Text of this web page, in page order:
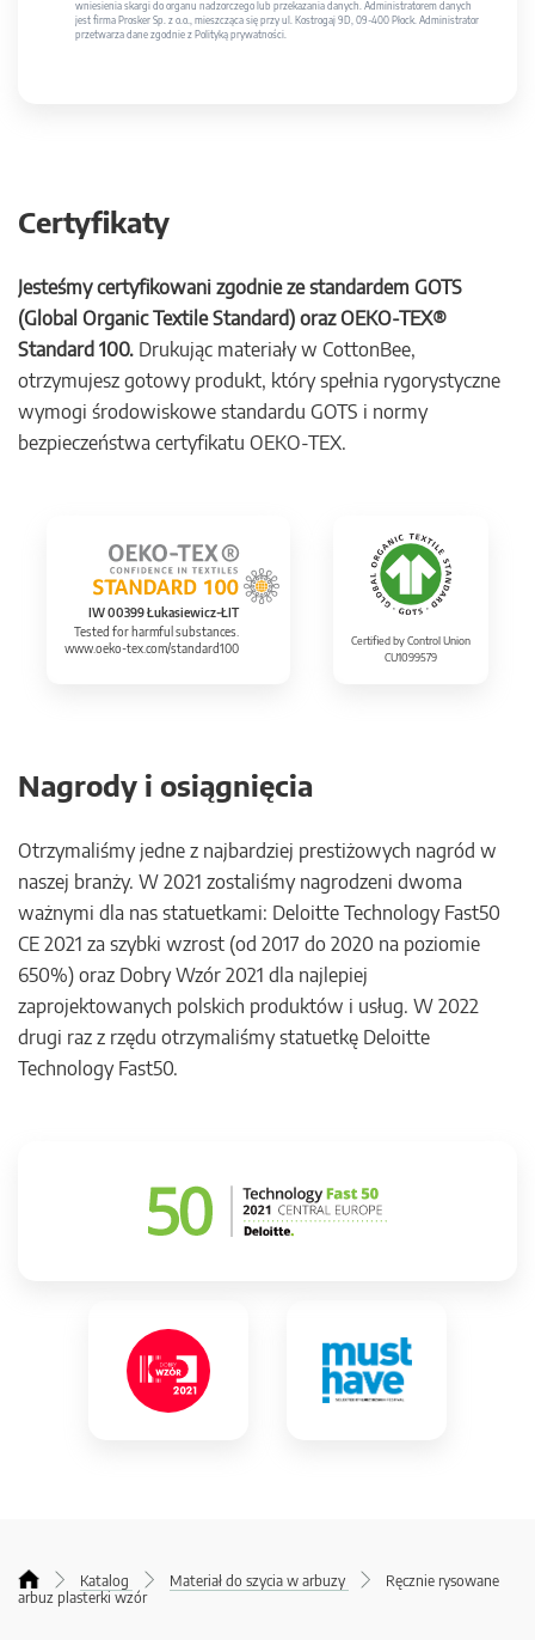
wniesienia skargi do organu nadzorczego lub przekazania danych. Administratorem danych
jest firma Prosker Sp. z o.o., mieszcząca się przy ul. Kostrogaj 9D, 09-400 Płock. Administrator
przetwarza dane zgodnie z Polityką prywatności.
Certyfikaty
Jesteśmy certyfikowani zgodnie ze standardem GOTS
(Global Organic Textile Standard) oraz OEKO-TEX®
Standard 100. Drukując materiały w CottonBee,
otrzymujesz gotowy produkt, który spełnia rygorystyczne
wymogi środowiskowe standardu GOTS i normy
bezpieczeństwa certyfikatu OEKO-TEX.
IW 00399 Łukasiewicz-ŁIT
Tested for harmful substances.
www.oeko-tex.com/standard100
Certified by Control Union
CU1099579
Nagrody i osiągnięcia
Otrzymaliśmy jedne z najbardziej prestiżowych nagród w
naszej branży. W 2021 zostaliśmy nagrodzeni dwoma
ważnymi dla nas statuetkami: Deloitte Technology Fast50
CE 2021 za szybki wzrost (od 2017 do 2020 na poziomie
650%) oraz Dobry Wzór 2021 dla najlepiej
zaprojektowanych polskich produktów i usług. W 2022
drugi raz z rzędu otrzymaliśmy statuetkę Deloitte
Technology Fast50.
Katalog Materiał do szycia w arbuzy
Ręcznie rysowane
arbuz plasterki wzór